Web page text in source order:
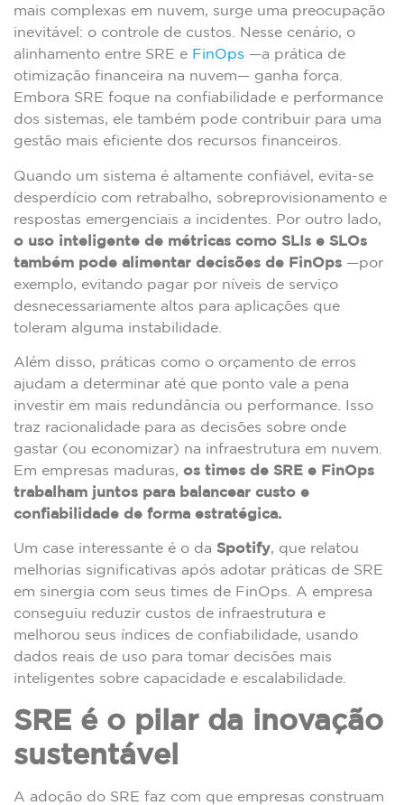
mais complexas em nuvem, surge uma preocupação
inevitável: o controle de custos. Nesse cenário, o
alinhamento entre SRE e FinOps —a prática de
otimização financeira na nuvem— ganha força.
Embora SRE foque na confiabilidade e performance
dos sistemas, ele também pode contribuir para uma
gestão mais eficiente dos recursos financeiros.
Quando um sistema é altamente confiável, evita-se
desperdício com retrabalho, sobreprovisionamento e
respostas emergenciais a incidentes. Por outro lado,
o uso inteligente de métricas como SLIs e SLOs
também pode alimentar decisões de FinOps —por
exemplo, evitando pagar por níveis de serviço
desnecessariamente altos para aplicações que
toleram alguma instabilidade.
Além disso, práticas como o orçamento de erros
ajudam a determinar até que ponto vale a pena
investir em mais redundância ou performance. Isso
traz racionalidade para as decisões sobre onde
gastar (ou economizar) na infraestrutura em nuvem.
Em empresas maduras, os times de SRE e FinOps
trabalham juntos para balancear custo e
confiabilidade de forma estratégica.
Um case interessante é o da Spotify, que relatou
melhorias significativas após adotar práticas de SRE
em sinergia com seus times de FinOps. A empresa
conseguiu reduzir custos de infraestrutura e
melhorou seus índices de confiabilidade, usando
dados reais de uso para tomar decisões mais
inteligentes sobre capacidade e escalabilidade.
SRE é o pilar da inovação
sustentável
A adoção do SRE faz com que empresas construam